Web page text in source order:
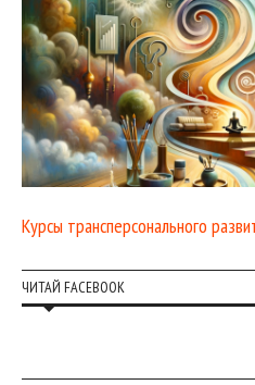
Курсы трансперсонального
ЧИТАЙ FACEBOOK